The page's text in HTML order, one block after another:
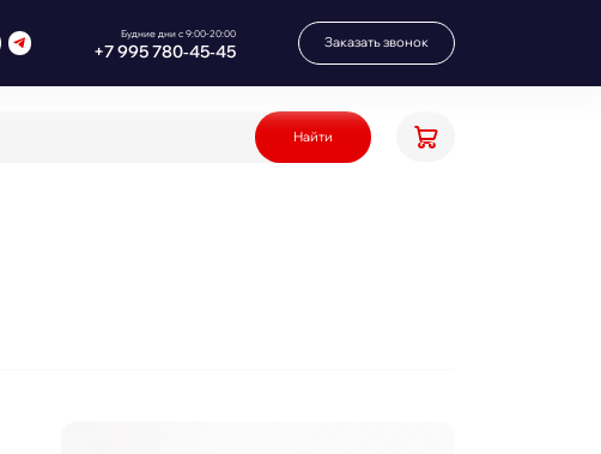
Будние дни с 9:00-20:00
+7 995 780‑45‑45 Заказать звонок
Найти